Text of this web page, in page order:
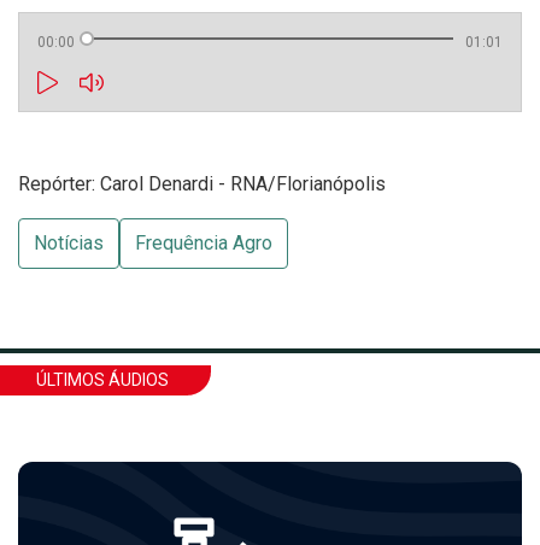
00:00 01:01
Repórter: Carol Denardi - RNA/Florianópolis
Notícias Frequência Agro
ÚLTIMOS ÁUDIOS